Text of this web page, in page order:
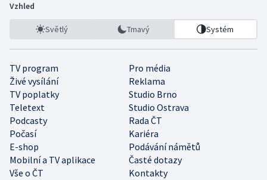
Vzhled
Světlý Tmavý Systém
TV program
Pro média
Živé vysílání
Reklama
TV poplatky
Studio Brno
Teletext
Studio Ostrava
Podcasty
Rada ČT
Počasí
Kariéra
E-shop
Podávání námětů
Mobilní a TV aplikace
Časté dotazy
Vše o ČT
Kontakty